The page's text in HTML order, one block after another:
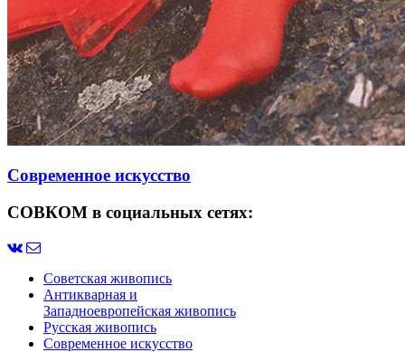
Современное искусство
СОВКОМ в социальных сетях:
Советская живопись
Антикварная и
Западноевропейская живопись
Русская живопись
Современное искусство